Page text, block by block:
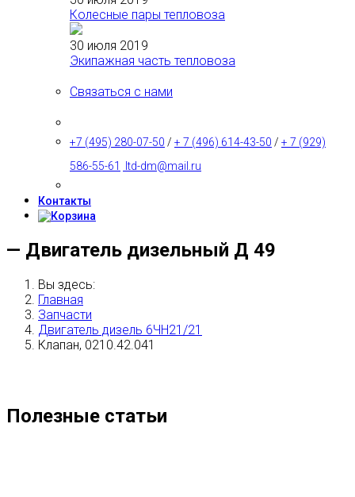
Колесные пары тепловоза
30 июля 2019
Экипажная часть тепловоза
Связаться с нами
+7 (495) 280-07-50 / + 7 (496) 614-43-50 / + 7 (929)
586-55-61
ltd-dm@mail.ru
Контакты
— Двигатель дизельный Д 49
Вы здесь:
Главная
Запчасти
Двигатель дизель 6ЧН21/21
Клапан, 0210.42.041
Полезные статьи